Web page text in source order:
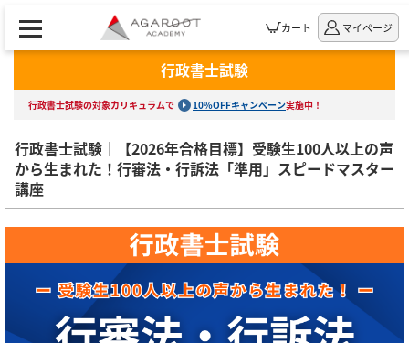
カート マイページ
行政書士試験
行政書士試験の対象カリキュラムで 10%OFFキャンペーン実施中！
行政書士試験｜【2026年合格目標】受験生100人以上の声
から生まれた！行審法・行訴法「準用」スピードマスター
講座